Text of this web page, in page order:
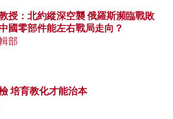
授：北約縱深空襲 俄羅斯瀕臨戰敗
國零部件能左右戰局走向？
部
培育教化才能治本